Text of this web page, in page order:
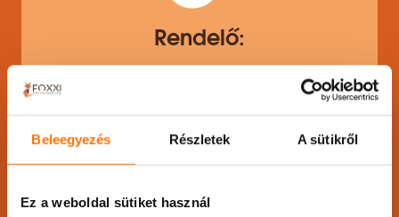
Beleegyezés Részletek A sütikről
Ez a weboldal sütiket használ
Rendelő:
Mobil:
+36302709420
E-mail:
info@foxxi.hu